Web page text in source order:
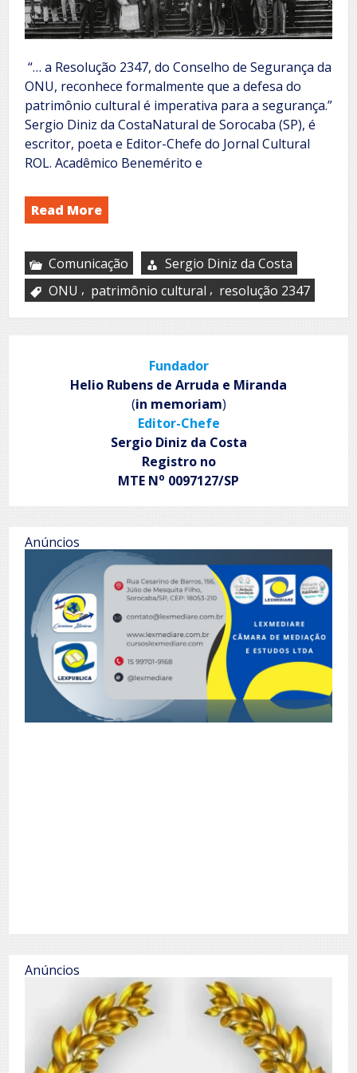
“… a Resolução 2347, do Conselho de Segurança da
ONU, reconhece formalmente que a defesa do
patrimônio cultural é imperativa para a segurança.”
Sergio Diniz da CostaNatural de Sorocaba (SP), é
escritor, poeta e Editor-Chefe do Jornal Cultural
ROL. Acadêmico Benemérito e
Read More
Comunicação
Sergio Diniz da Costa
ONU , patrimônio cultural , resolução 2347
Fundador
Helio Rubens de Arruda e Miranda
(in memoriam)
Editor-Chefe
Sergio Diniz da Costa
Registro no
MTE No 0097127/SP
Anúncios
Anúncios